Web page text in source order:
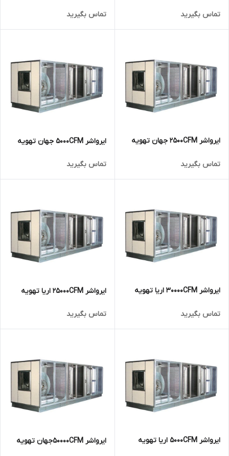
تماس بگیرید تماس بگیرید
ایرواشر 2500CFM جهان تهویه
تماس بگیرید
ایرواشر 5000CFM جهان تهویه
تماس بگیرید
ایرواشر 30000CFM اریا تهویه
تماس بگیرید
ایرواشر 25000CFM اریا تهویه
تماس بگیرید
ایرواشر 5000CFM اریا تهویه ایرواشر 50000CFMجهان تهویه